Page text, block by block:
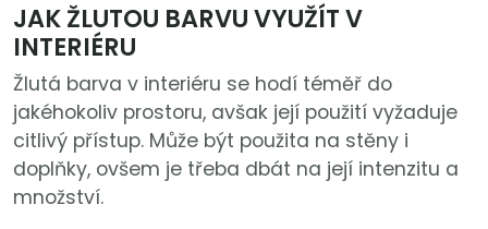
JAK ŽLUTOU BARVU VYUŽÍT V
INTERIÉRU
Žlutá barva v interiéru se hodí téměř do
jakéhokoliv prostoru, avšak její použití vyžaduje
citlivý přístup. Může být použita na stěny i
doplňky, ovšem je třeba dbát na její intenzitu a
množství.